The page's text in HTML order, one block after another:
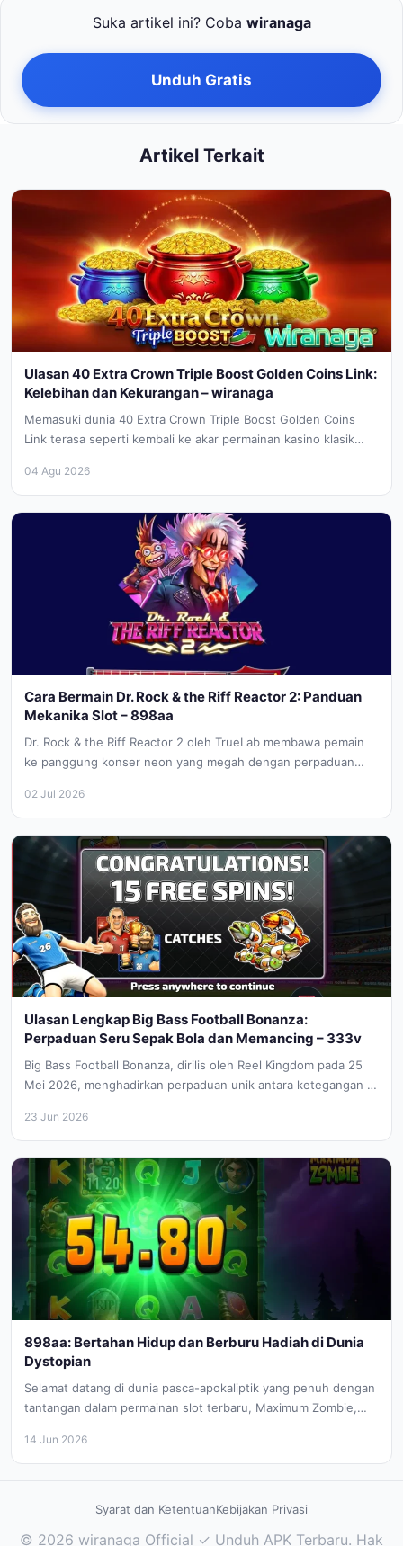
Suka artikel ini? Coba wiranaga
Unduh Gratis
Artikel Terkait
Ulasan 40 Extra Crown Triple Boost Golden Coins Link:
Kelebihan dan Kekurangan – wiranaga
Memasuki dunia 40 Extra Crown Triple Boost Golden Coins
Link terasa seperti kembali ke akar permainan kasino klasik
04 Agu 2026
Cara Bermain Dr. Rock & the Riff Reactor 2: Panduan
Mekanika Slot – 898aa
Dr. Rock & the Riff Reactor 2 oleh TrueLab membawa pemain
ke panggung konser neon yang megah dengan perpaduan
02 Jul 2026
Ulasan Lengkap Big Bass Football Bonanza:
Perpaduan Seru Sepak Bola dan Memancing – 333v
Big Bass Football Bonanza, dirilis oleh Reel Kingdom pada 25
Mei 2026, menghadirkan perpaduan unik antara ketegangan di
23 Jun 2026
898aa: Bertahan Hidup dan Berburu Hadiah di Dunia
Dystopian
Selamat datang di dunia pasca-apokaliptik yang penuh dengan
tantangan dalam permainan slot terbaru, Maximum Zombie,
14 Jun 2026
Syarat dan KetentuanKebijakan Privasi
© 2026 wiranaga Official ✓ Unduh APK Terbaru. Hak